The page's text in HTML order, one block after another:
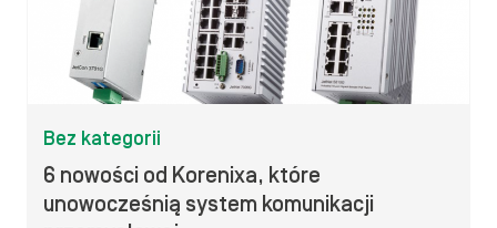
Bez kategorii
6 nowości od Korenixa, które
unowocześnią system komunikacji